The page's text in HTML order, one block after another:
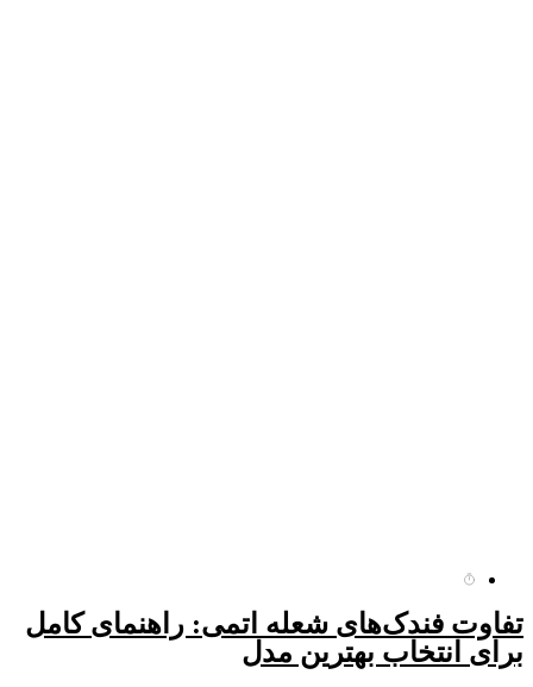
تفاوت فندک‌های شعله اتمی: راهنمای کامل
برای انتخاب بهترین مدل